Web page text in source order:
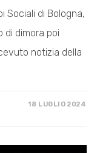
Sociali di Bologna,
di dimora poi
notizia della
18 LUGLIO 2024